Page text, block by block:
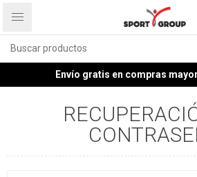
Envío gratis en compras